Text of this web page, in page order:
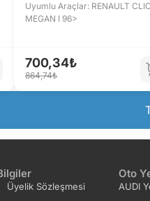
Uyumlu Araçlar: RENAULT
MEGAN I 96>
700,34₺
864,74₺
Üyelik Sözleşmesi
Oto
AUDI